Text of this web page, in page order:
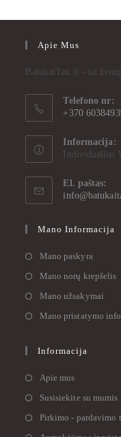
Apie Mus
BatukaiTau.lt - tai
Telefono nr:
+370
Informacija:
Individualios
El. paštas:
Mano Informacija
Mano paskyra
Mano norų krepšelis
Mano užsakymai
Mano pristatymo
Informacija
Apie mus
Susisiekite su mumis
Pirkimo - pardavimo